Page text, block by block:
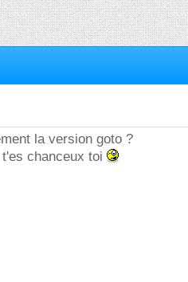
la version goto ?
chanceux toi